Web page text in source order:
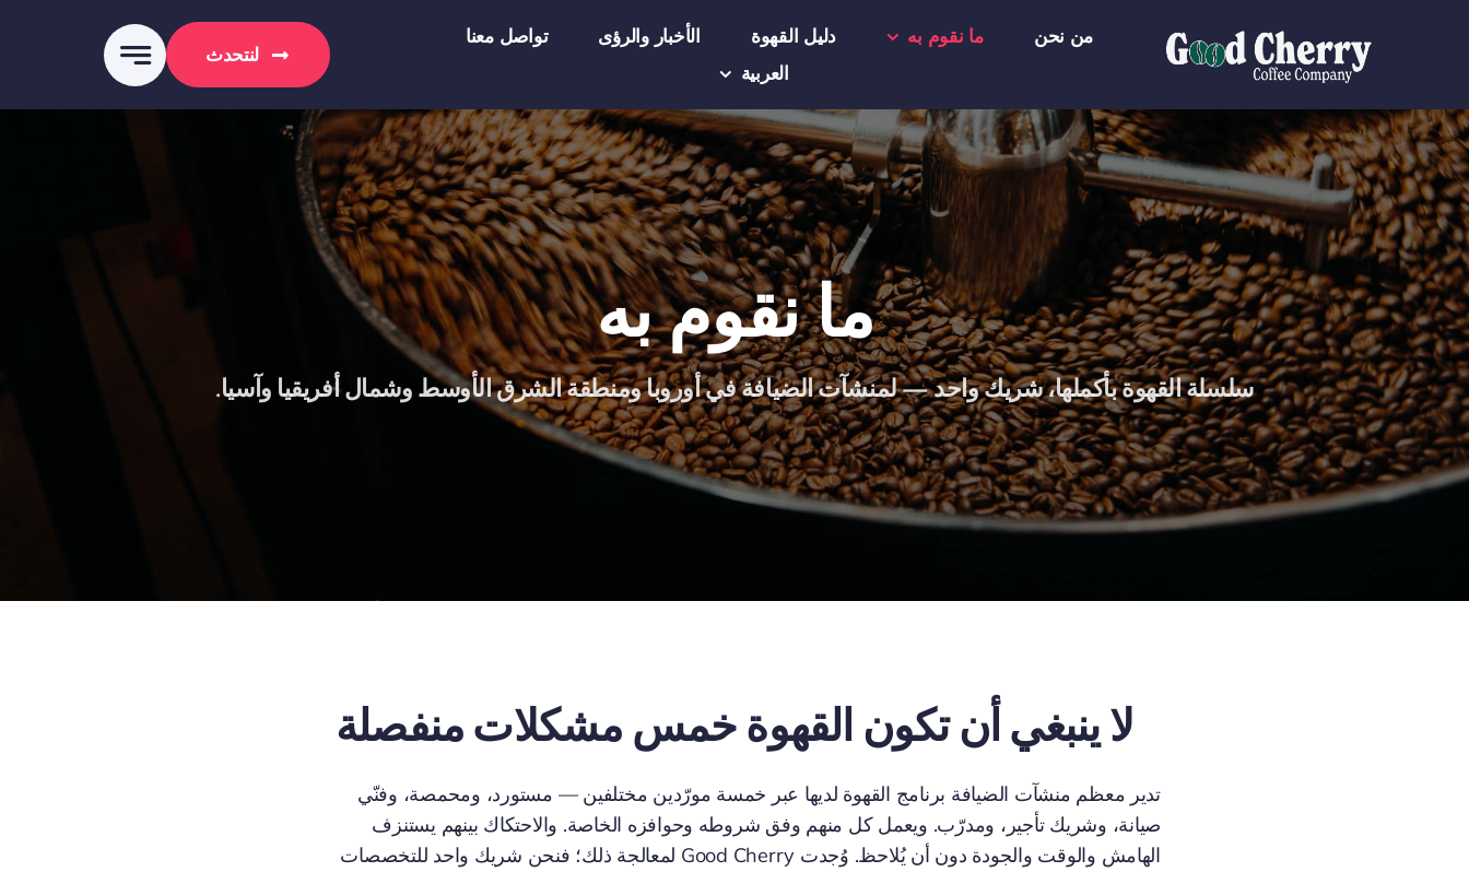
من نحن ما نقوم به دليل القهوة الأخبار والرؤى
تواصل معنا
العربية
لنتحدث
ما نقوم به
سلسلة القهوة بأكملها، شريك واحد — لمنشآت الضيافة في أوروبا ومنطقة الشرق الأوسط وشمال أفريقيا وآسيا.
لا ينبغي أن تكون القهوة خمس مشكلات منفصلة
تدير معظم منشآت الضيافة برنامج القهوة لديها عبر خمسة مورّدين مختلفين — مستورد، ومحمصة، وفنّي
صيانة، وشريك تأجير، ومدرّب. ويعمل كل منهم وفق شروطه وحوافزه الخاصة. والاحتكاك بينهم يستنزف
الهامش والوقت والجودة دون أن يُلاحظ. وُجدت Good Cherry لمعالجة ذلك؛ فنحن شريك واحد للتخصصات